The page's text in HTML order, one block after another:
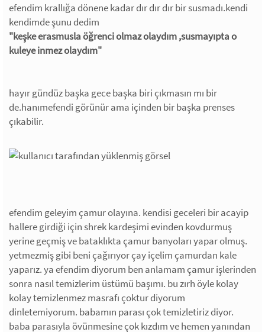
efendim krallığa dönene kadar dır dır dır bir susmadı.kendi
kendimde şunu dedim
"keşke erasmusla öğrenci olmaz olaydım ,susmayıpta o
kuleye inmez olaydım"
hayır gündüz başka gece başka biri çıkmasın mı bir
de.hanımefendi görünür ama içinden bir başka prenses
çıkabilir.
efendim geleyim çamur olayına. kendisi geceleri bir acayip
hallere girdiği için shrek kardeşimi evinden kovdurmuş
yerine geçmiş ve bataklıkta çamur banyoları yapar olmuş.
yetmezmiş gibi beni çağırıyor çay içelim çamurdan kale
yaparız. ya efendim diyorum ben anlamam çamur işlerinden
sonra nasıl temizlerim üstümü başımı. bu zırh öyle kolay
kolay temizlenmez masrafı çoktur diyorum
dinletemiyorum. babamın parası çok temizletiriz diyor.
baba parasıyla övünmesine çok kızdım ve hemen yanından